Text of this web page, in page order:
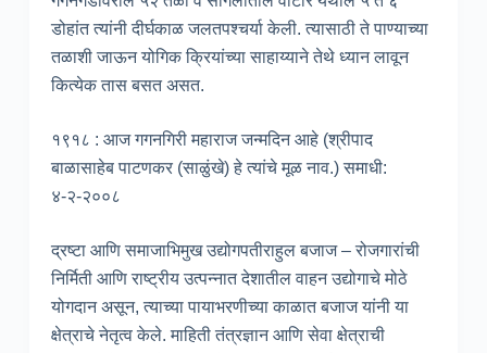
डोहांत त्यांनी दीर्घकाळ जलतपश्चर्या केली. त्यासाठी ते पाण्याच्या
तळाशी जाऊन योगिक क्रियांच्या साहाय्याने तेथे ध्यान लावून
कित्येक तास बसत असत.
१९१८ : आज गगनगिरी महाराज जन्मदिन आहे (श्रीपाद
बाळासाहेब पाटणकर (साळुंखे) हे त्यांचे मूळ नाव.) समाधी:
४-२-२००८
द्रष्टा आणि समाजाभिमुख उद्योगपतीराहुल बजाज – रोजगारांची
निर्मिती आणि राष्ट्रीय उत्पन्नात देशातील वाहन उद्योगाचे मोठे
योगदान असून, त्याच्या पायाभरणीच्या काळात बजाज यांनी या
क्षेत्राचे नेतृत्व केले. माहिती तंत्रज्ञान आणि सेवा क्षेत्राची